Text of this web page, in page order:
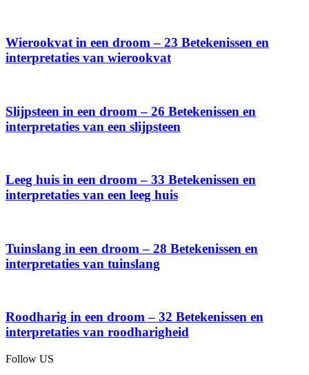
Wierookvat in een droom – 23 Betekenissen en
interpretaties van wierookvat
Slijpsteen in een droom – 26 Betekenissen en
interpretaties van een slijpsteen
Leeg huis in een droom – 33 Betekenissen en
interpretaties van een leeg huis
Tuinslang in een droom – 28 Betekenissen en
interpretaties van tuinslang
Roodharig in een droom – 32 Betekenissen en
interpretaties van roodharigheid
Follow US